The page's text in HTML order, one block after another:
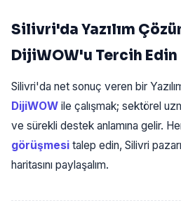
Silivri'da Yazılım
DijiWOW'u Tercih Edin
Silivri'da net sonuç veren bir
DijiWOW ile çalışmak; sektörel
ve sürekli destek anlamına gelir.
görüşmesi talep edin, Silivri
haritasını paylaşalım.